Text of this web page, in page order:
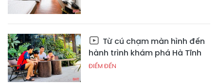
Từ cú chạm màn hình đến
hành trình khám phá Hà Tĩnh
ĐIỂM ĐẾN